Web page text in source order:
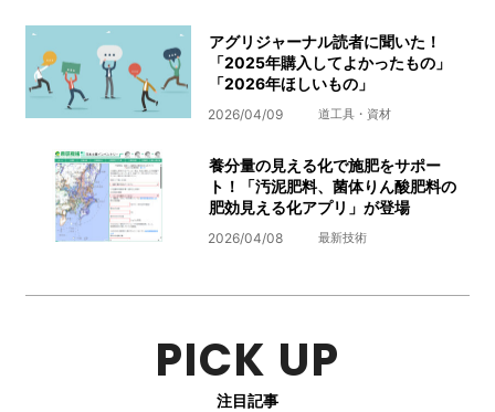
アグリジャーナル読者に聞いた！
「2025年購入してよかったもの」
「2026年ほしいもの」
2026/04/09 道工具・資材
養分量の見える化で施肥をサポー
ト！「汚泥肥料、菌体りん酸肥料の
肥効見える化アプリ」が登場
2026/04/08 最新技術
PICK UP
注目記事